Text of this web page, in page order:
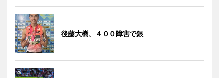
後藤大樹、４００障害で銀